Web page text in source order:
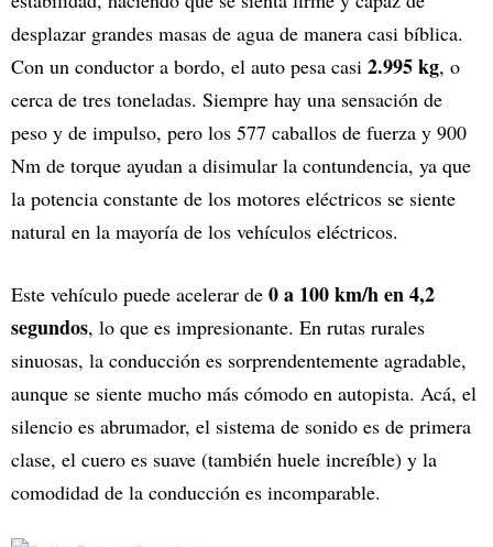
desplazar grandes masas de agua de manera casi bíblica.
Con un conductor a bordo, el auto pesa casi 2.995 kg, o
cerca de tres toneladas. Siempre hay una sensación de
peso y de impulso, pero los 577 caballos de fuerza y 900
Nm de torque ayudan a disimular la contundencia, ya que
la potencia constante de los motores eléctricos se siente
natural en la mayoría de los vehículos eléctricos.
Este vehículo puede acelerar de 0 a 100 km/h en 4,2
segundos, lo que es impresionante. En rutas rurales
sinuosas, la conducción es sorprendentemente agradable,
aunque se siente mucho más cómodo en autopista. Acá, el
silencio es abrumador, el sistema de sonido es de primera
clase, el cuero es suave (también huele increíble) y la
comodidad de la conducción es incomparable.